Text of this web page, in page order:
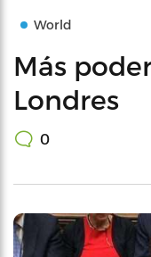
World
Más
Londres
0